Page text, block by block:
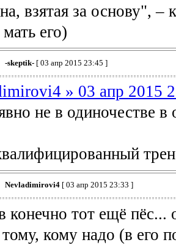
взятая за основу", –
его)
-skeptik-[ 03 апр 2015 23:45 ]
» 03 апр 2015
не в одиночестве
Nevladimirovi4[ 03 апр 2015 23:33 ]
конечно тот ещё пёс...
тому, кому надо (в его